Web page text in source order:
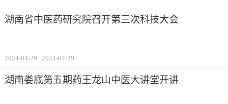
湖南省中医药研究院召开第三次科技大会
2024-04-29 2024-04-29
湖南娄底第五期药王龙山中医大讲堂开讲